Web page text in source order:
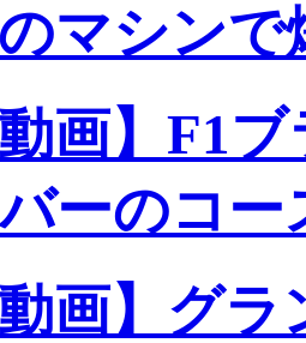
マシンで
動画】F1
ーのコ
動画】グ